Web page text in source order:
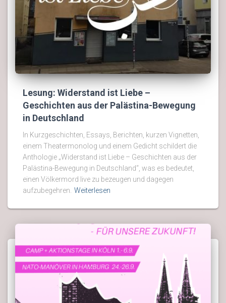
Lesung: Widerstand ist Liebe –
Geschichten aus der Palästina-Bewegung
in Deutschland
In Kurzgeschichten, Essays, Berichten, kurzen Vignetten,
einem Theatermonolog und einem Gedicht schildert die
Anthologie „Widerstand ist Liebe – Geschichten aus der
Palästina-Bewegung in Deutschland“, was es bedeutet,
einen Völkermord live zu bezeugen und dagegen
aufzubegehren. Weiterlesen